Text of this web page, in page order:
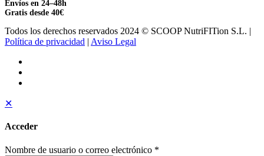
Envíos en 24–48h
Gratis desde 40€
Todos los derechos reservados 2024 © SCOOP NutriFITion S.L. |
Política de privacidad | Aviso Legal
✕
Acceder
Nombre de usuario o correo electrónico *